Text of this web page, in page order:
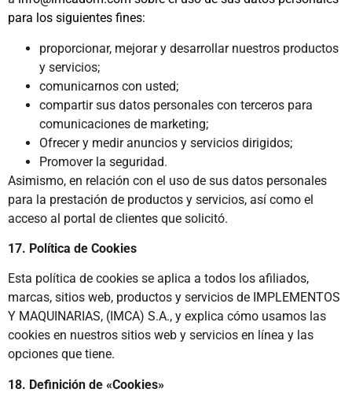
para los siguientes fines:
proporcionar, mejorar y desarrollar nuestros productos
y servicios;
comunicarnos con usted;
compartir sus datos personales con terceros para
comunicaciones de marketing;
Ofrecer y medir anuncios y servicios dirigidos;
Promover la seguridad.
Asimismo, en relación con el uso de sus datos personales
para la prestación de productos y servicios, así como el
acceso al portal de clientes que solicitó.
17. Política de Cookies
Esta política de cookies se aplica a todos los afiliados,
marcas, sitios web, productos y servicios de IMPLEMENTOS
Y MAQUINARIAS, (IMCA) S.A., y explica cómo usamos las
cookies en nuestros sitios web y servicios en línea y las
opciones que tiene.
18. Definición de «Cookies»